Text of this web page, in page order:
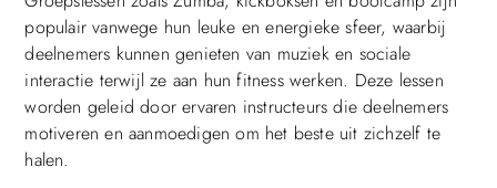
populair vanwege hun leuke en energieke sfeer, waarbij
deelnemers kunnen genieten van muziek en sociale
interactie terwijl ze aan hun fitness werken. Deze lessen
worden geleid door ervaren instructeurs die deelnemers
motiveren en aanmoedigen om het beste uit zichzelf te
halen.